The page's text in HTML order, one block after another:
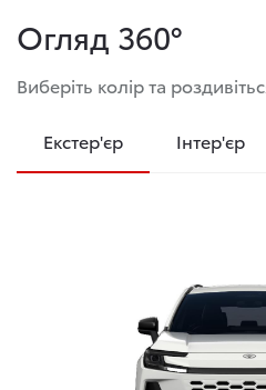
Огляд 360°
Виберіть колір та
Екстер'єр Інтер'єр